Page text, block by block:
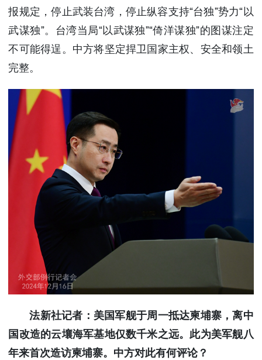
报规定，停止武装台湾，停止纵容支持“台独”势力“以
武谋独”。台湾当局“以武谋独”“倚洋谋独”的图谋注定
不可能得逞。中方将坚定捍卫国家主权、安全和领土
完整。
法新社记者：美国军舰于周一抵达柬埔寨，离中
国改造的云壤海军基地仅数千米之远。此为美军舰八
年来首次造访柬埔寨。中方对此有何评论？